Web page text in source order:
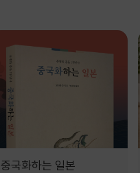
중국화하는 일본